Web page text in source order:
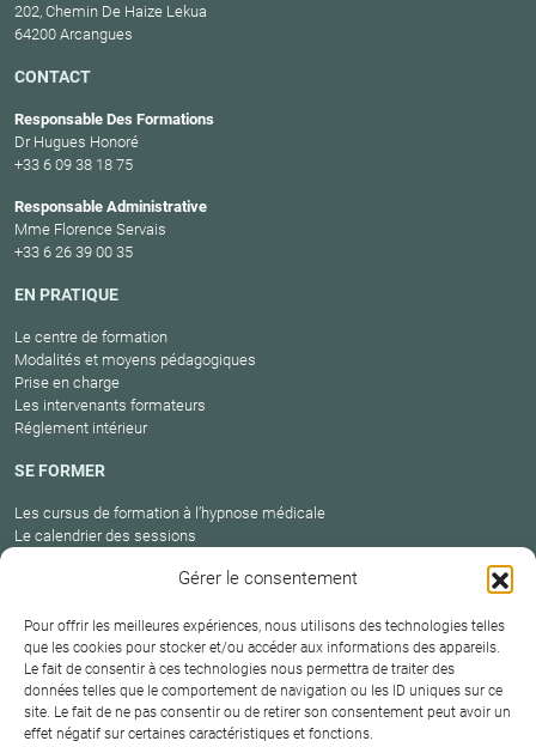
Gérer le consentement
Pour offrir les meilleures expériences, nous utilisons des technologies telles
que les cookies pour stocker et/ou accéder aux informations des appareils.
Le fait de consentir à ces technologies nous permettra de traiter des
données telles que le comportement de navigation ou les ID uniques sur ce
site. Le fait de ne pas consentir ou de retirer son consentement peut avoir un
effet négatif sur certaines caractéristiques et fonctions.
202, Chemin De Haize Lekua
64200 Arcangues
CONTACT
Responsable Des Formations
Dr Hugues Honoré
+33 6 09 38 18 75
Responsable Administrative
Mme Florence Servais
+33 6 26 39 00 35
EN PRATIQUE
Le centre de formation
Modalités et moyens pédagogiques
Prise en charge
Les intervenants formateurs
Réglement intérieur
SE FORMER
Les cursus de formation à l’hypnose médicale
Le calendrier des sessions
Mentions
légales
Conditions
générales de
vente
Plan
du site
Contact
Protection
des données